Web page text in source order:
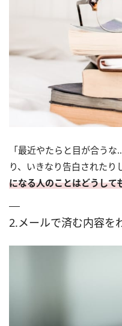
「最近やたらと目が合う
り、いきなり告白されたり
になる人のことはどうして
2.メールで済む内容を